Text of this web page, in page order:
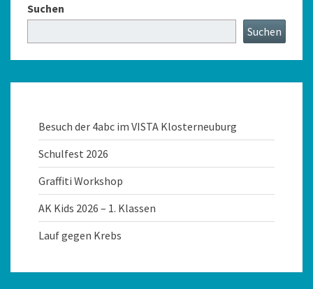
Suchen
Suchen
Besuch der 4abc im VISTA Klosterneuburg
Schulfest 2026
Graffiti Workshop
AK Kids 2026 – 1. Klassen
Lauf gegen Krebs